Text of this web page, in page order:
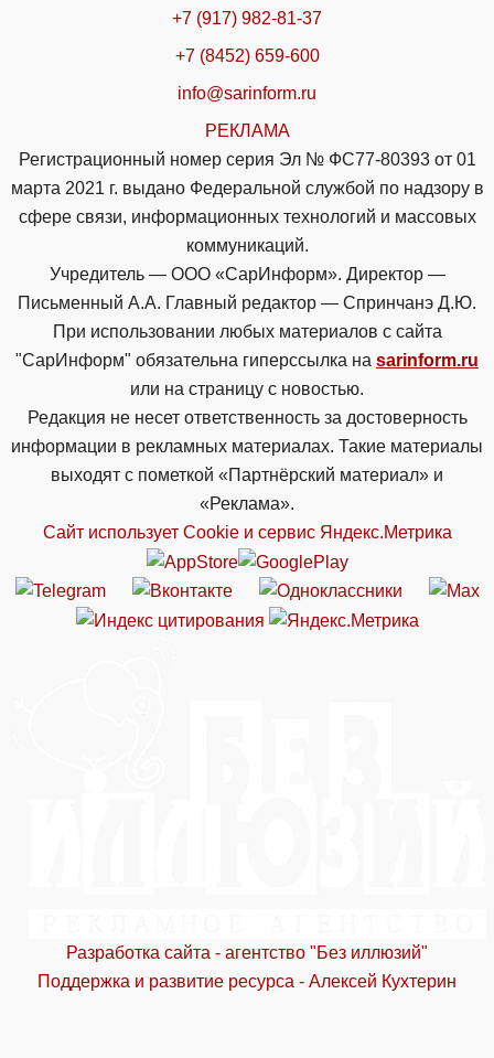
+7 (917) 982-81-37
+7 (8452) 659-600
info@sarinform.ru
РЕКЛАМА
Регистрационный номер серия Эл № ФС77-80393 от 01
марта 2021 г. выдано Федеральной службой по надзору в
сфере связи, информационных технологий и массовых
коммуникаций.
Учредитель — ООО «СарИнформ». Директор —
Письменный А.А. Главный редактор — Спринчанэ Д.Ю.
При использовании любых материалов с сайта
"СарИнформ" обязательна гиперссылка на sarinform.ru
или на страницу с новостью.
Редакция не несет ответственность за достоверность
информации в рекламных материалах. Такие материалы
выходят с пометкой «Партнёрский материал» и
«Реклама».
Сайт использует Cookie и сервиc Яндекс.Метрика
Разработка сайта - агентство "Без иллюзий"
Поддержка и развитие ресурса - Алексей Кухтерин